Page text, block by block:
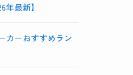
最新】
カーおすすめラン